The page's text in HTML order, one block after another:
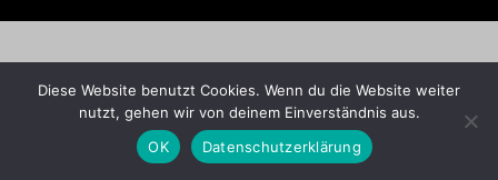
Diese Website benutzt Cookies. Wenn du die Website weiter
nutzt, gehen wir von deinem Einverständnis aus.
OK
Datenschutzerklärung